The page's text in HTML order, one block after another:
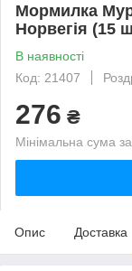
Мормилка
Норвегія (15
В наявності
Код: 21407
276 ₴
Мінімальна сума
Опис Доставка